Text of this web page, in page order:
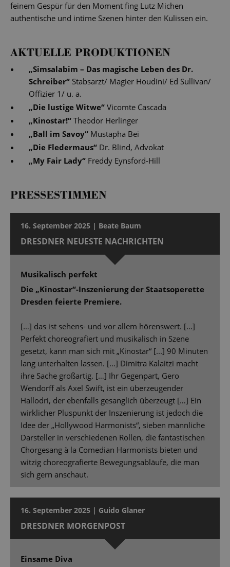
feinem Gespür für den Moment fing Lutz Michen
authentische und intime Szenen hinter den Kulissen ein.
AKTUELLE PRODUKTIONEN
„Simsalabim – Das magische Leben des Dr.
Schreiber“ Stabsarzt/ Magier Houdini/ Ed Sullivan/
Offizier 1/ u. a.
„Die lustige Witwe“ Vicomte Cascada
„Kinostar!“ Theodor Herlinger
„Ball im Savoy“ Mustapha Bei
„Die Fledermaus“ Dr. Blind, Advokat
„My Fair Lady“ Freddy Eynsford-Hill
PRESSESTIMMEN
16. September 2025 | Beate Baum
DRESDNER NEUESTE NACHRICHTEN
Musikalisch perfekt
Die „Kinostar“-Inszenierung der Staatsoperette
Dresden feierte Premiere.
[…] das ist sehens- und vor allem hörenswert. […]
Perfekt choreografiert und musikalisch in Szene
gesetzt, kann man sich mit „Kinostar“ [...] 90 Minuten
lang unterhalten lassen. […] Dimitra Kalaitzi macht
ihre Sache großartig. […] Ihr Gegenpart, Gero
Wendorff als Axel Swift, ist ein überzeugender
Hallodri, der ebenfalls gesanglich überzeugt […] Ein
wirklicher Pluspunkt der Inszenierung ist jedoch die
Idee der „Hollywood Harmonists“, sieben männliche
Darsteller in verschiedenen Rollen, die fantastischen
Chorgesang à la Comedian Harmonists bieten und
witzig choreografierte Bewegungsabläufe, die man
sich gern anschaut.
16. September 2025 | Guido Glaner
DRESDNER MORGENPOST
Einsame Diva